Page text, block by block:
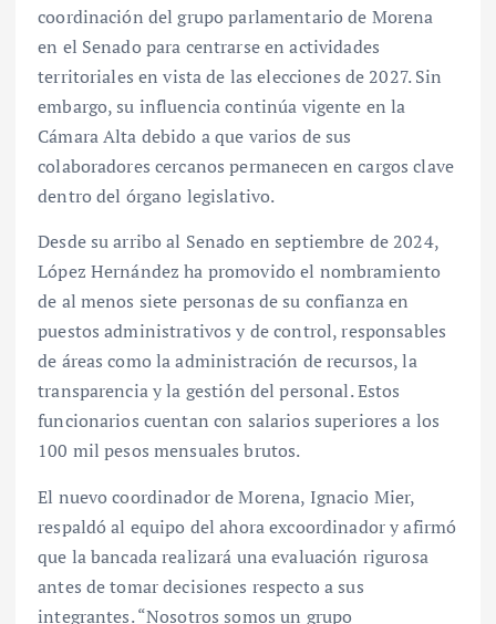
coordinación del grupo parlamentario de Morena
en el Senado para centrarse en actividades
territoriales en vista de las elecciones de 2027. Sin
embargo, su influencia continúa vigente en la
Cámara Alta debido a que varios de sus
colaboradores cercanos permanecen en cargos clave
dentro del órgano legislativo.
Desde su arribo al Senado en septiembre de 2024,
López Hernández ha promovido el nombramiento
de al menos siete personas de su confianza en
puestos administrativos y de control, responsables
de áreas como la administración de recursos, la
transparencia y la gestión del personal. Estos
funcionarios cuentan con salarios superiores a los
100 mil pesos mensuales brutos.
El nuevo coordinador de Morena, Ignacio Mier,
respaldó al equipo del ahora excoordinador y afirmó
que la bancada realizará una evaluación rigurosa
antes de tomar decisiones respecto a sus
integrantes. “Nosotros somos un grupo